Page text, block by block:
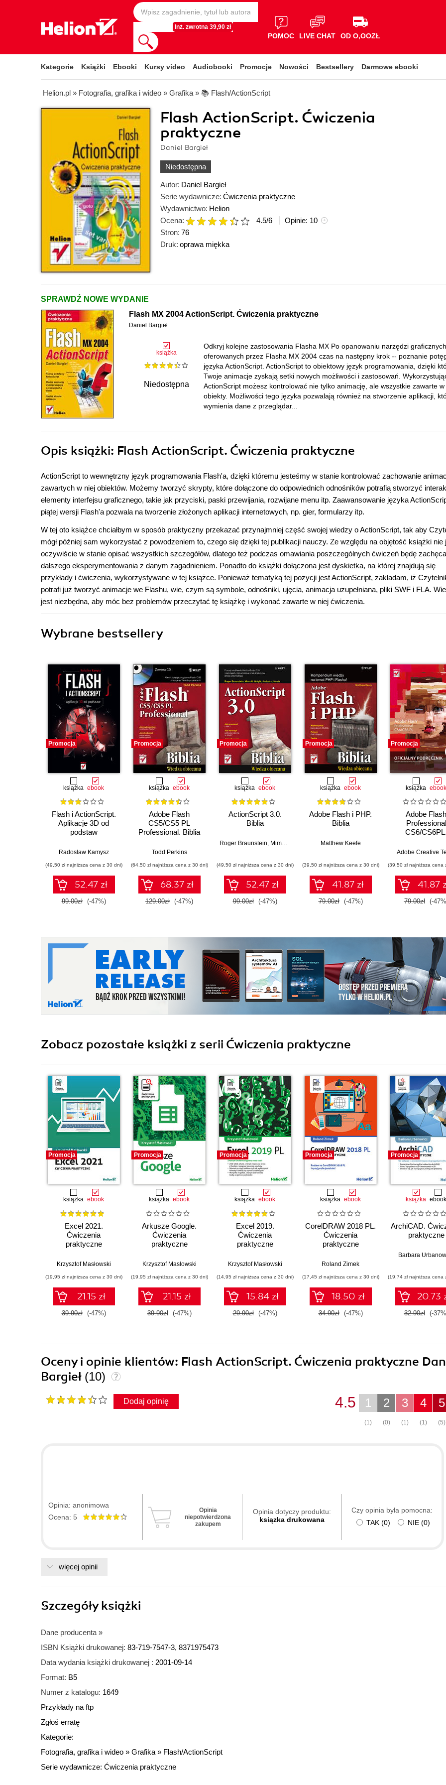
Inż. zwrotna 39,90 zł
POMOC LIVE CHAT OD O,OOZŁ
Kategorie Książki Ebooki Kursy video Audiobooki Promocje Nowości Bestsellery Darmowe ebooki
Helion.pl » Fotografia, grafika i wideo » Grafika » 📚 Flash/ActionScript
Flash ActionScript. Ćwiczenia
praktyczne
Daniel Bargieł
Niedostępna
Autor: Daniel Bargieł
Serie wydawnicze: Ćwiczenia praktyczne
Wydawnictwo: Helion
Ocena:
4.5/6 Opinie: 10
Stron: 76
Druk: oprawa miękka
SPRAWDŹ NOWE WYDANIE
Flash MX 2004 ActionScript. Ćwiczenia praktyczne
Daniel Bargieł
książka
Niedostępna
Odkryj kolejne zastosowania Flasha MX Po opanowaniu narzędzi graficznych
oferowanych przez Flasha MX 2004 czas na następny krok -- poznanie
języka ActionScript. ActionScript to obiektowy język programowania, dzięki
Twoje animacje zyskają setki nowych możliwości i zastosowań.
ActionScript możesz kontrolować nie tylko animację, ale wszystkie zawarte w
obiekty. Możliwości tego języka pozwalają również na stworzenie aplikacji,
wymienia dane z przeglądar...
Opis książki: Flash ActionScript. Ćwiczenia praktyczne
ActionScript to wewnętrzny język programowania Flash'a, dzięki któremu jesteśmy w stanie kontrolować zachowanie
zawartych w niej obiektów. Możemy tworzyć skrypty, które dołączone do odpowiednich odnośników potrafią stworzyć
elementy interfejsu graficznego, takie jak przyciski, paski przewijania, rozwijane menu itp. Zaawansowanie języka
piątej wersji Flash'a pozwala na tworzenie złożonych aplikacji internetowych, np. gier, formularzy itp.
W tej oto książce chciałbym w sposób praktyczny przekazać przynajmniej część swojej wiedzy o ActionScript, tak aby
mógł później sam wykorzystać z powodzeniem to, czego się dzięki tej publikacji nauczy. Ze względu na objętość książki nie
oczywiście w stanie opisać wszystkich szczegółów, dlatego też podczas omawiania poszczególnych ćwiczeń będę
dalszego eksperymentowania z danym zagadnieniem. Ponadto do książki dołączona jest dyskietka, na której znajdują się
przykłady i ćwiczenia, wykorzystywane w tej książce. Ponieważ tematyką tej pozycji jest ActionScript, zakładam, iż
potrafi już tworzyć animacje we Flashu, wie, czym są symbole, odnośniki, ujęcia, animacja uzupełniana, pliki SWF i FLA.
jest niezbędna, aby móc bez problemów przeczytać tę książkę i wykonać zawarte w niej ćwiczenia.
Wybrane bestsellery
Promocja
książka ebook
Flash i ActionScript.
Aplikacje 3D od
podstaw
Radosław Kamysz
(49,50 zł najniższa cena z 30 dni)
52.47 zł
99.00zł (-47%)
Promocja
książka ebook
Adobe Flash
CS5/CS5 PL
Professional. Biblia
Todd Perkins
(64,50 zł najniższa cena z 30 dni)
68.37 zł
129.00zł (-47%)
Promocja
książka ebook
ActionScript 3.0.
Biblia
Roger Braunstein, Mims H. Wright Joshua J. Noble
(49,50 zł najniższa cena z 30 dni)
52.47 zł
99.00zł (-47%)
Promocja
książka ebook
Adobe Flash i PHP.
Biblia
Matthew Keefe
(39,50 zł najniższa cena z 30 dni)
41.87 zł
79.00zł (-47%)
Promocja
książka ebook
Adobe Flash
Professional
CS6/CS6PL.
Adobe Creative
(39,50 zł najniższa cena
41.87
79.00zł (-
Zobacz pozostałe książki z serii Ćwiczenia praktyczne
Promocja
książka ebook
Excel 2021.
Ćwiczenia
praktyczne
Krzysztof Masłowski
(19,95 zł najniższa cena z 30 dni)
21.15 zł
39.90zł (-47%)
Promocja
książka ebook
Arkusze Google.
Ćwiczenia
praktyczne
Krzysztof Masłowski
(19,95 zł najniższa cena z 30 dni)
21.15 zł
39.90zł (-47%)
Promocja
książka ebook
Excel 2019.
Ćwiczenia
praktyczne
Krzysztof Masłowski
(14,95 zł najniższa cena z 30 dni)
15.84 zł
29.90zł (-47%)
Promocja
książka ebook
CorelDRAW 2018 PL.
Ćwiczenia
praktyczne
Roland Zimek
(17,45 zł najniższa cena z 30 dni)
18.50 zł
34.90zł (-47%)
Promocja
książka ebook
ArchiCAD.
praktyczne
Barbara
(19,74 zł najniższa cena
20.73
32.90zł (-
Oceny i opinie klientów: Flash ActionScript. Ćwiczenia praktyczne
Bargieł (10)
Dodaj opinię 5
(5)
4
(1)
3
(1)
2
(0)
1
(1)
4.5
Opinia: anonimowa
Ocena: 5
Opinia
niepotwierdzona
zakupem
Opinia dotyczy produktu:
ksiązka drukowana
Czy opinia była pomocna:
TAK (0) NIE (0)
więcej opinii
Szczegółyksiążki
Dane producenta »
ISBN Książki drukowanej: 83-719-7547-3, 8371975473
Data wydania książki drukowanej : 2001-09-14
Format: B5
Numer z katalogu: 1649
Przykłady na ftp
Zgłoś erratę
Kategorie:
Fotografia, grafika i wideo » Grafika » Flash/ActionScript
Serie wydawnicze: Ćwiczenia praktyczne